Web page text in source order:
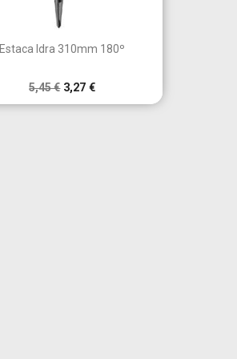
Vista rápida
Estaca Idra 310mm 180º
5,45 € 3,27 €